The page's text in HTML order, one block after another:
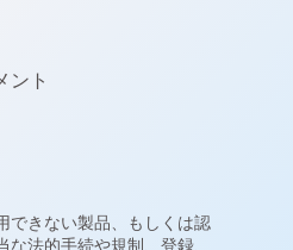
ント
できない製品、もしくは認
法的手続や規制、登録、